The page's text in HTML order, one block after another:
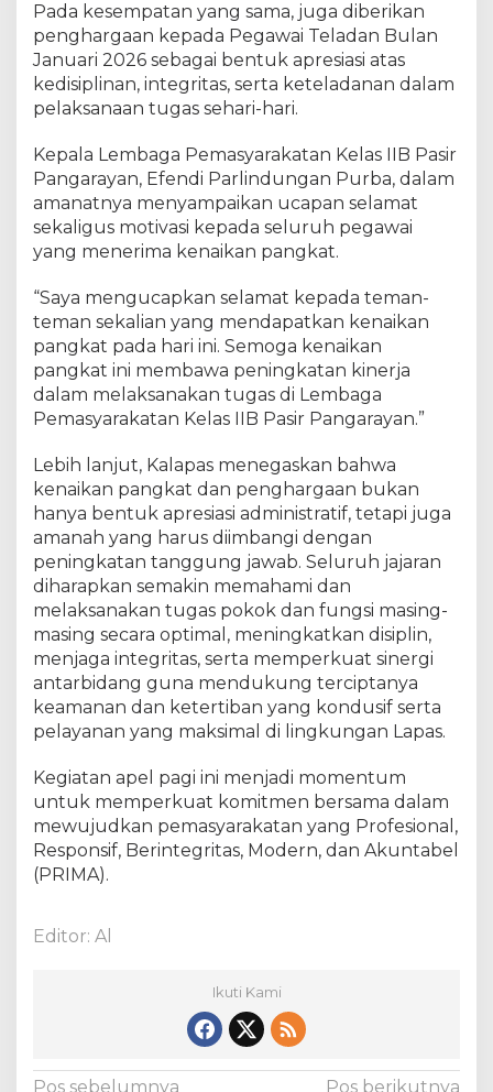
n
P
a
n
g
a
t
,
S
a
u
R
a
i
h
P
e
g
h
a
a
a
n
P
e
g
a
w
i
l
a
Pada kesempatan yang sama, juga diberikan
penghargaan kepada Pegawai Teladan Bulan
Januari 2026 sebagai bentuk apresiasi atas
kedisiplinan, integritas, serta keteladanan dalam
pelaksanaan tugas sehari-hari.
Kepala Lembaga Pemasyarakatan Kelas IIB Pasir
Pangarayan, Efendi Parlindungan Purba, dalam
amanatnya menyampaikan ucapan selamat
sekaligus motivasi kepada seluruh pegawai
yang menerima kenaikan pangkat.
“Saya mengucapkan selamat kepada teman-
teman sekalian yang mendapatkan kenaikan
pangkat pada hari ini. Semoga kenaikan
pangkat ini membawa peningkatan kinerja
dalam melaksanakan tugas di Lembaga
Pemasyarakatan Kelas IIB Pasir Pangarayan.”
Lebih lanjut, Kalapas menegaskan bahwa
kenaikan pangkat dan penghargaan bukan
hanya bentuk apresiasi administratif, tetapi juga
amanah yang harus diimbangi dengan
peningkatan tanggung jawab. Seluruh jajaran
diharapkan semakin memahami dan
melaksanakan tugas pokok dan fungsi masing-
masing secara optimal, meningkatkan disiplin,
menjaga integritas, serta memperkuat sinergi
antarbidang guna mendukung terciptanya
keamanan dan ketertiban yang kondusif serta
pelayanan yang maksimal di lingkungan Lapas.
Kegiatan apel pagi ini menjadi momentum
untuk memperkuat komitmen bersama dalam
mewujudkan pemasyarakatan yang Profesional,
Responsif, Berintegritas, Modern, dan Akuntabel
(PRIMA).
Editor: Al
Ikuti Kami
Pos sebelumnya
Pos berikutnya